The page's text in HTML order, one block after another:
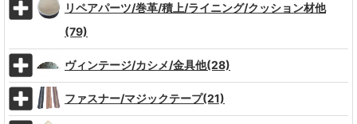
リペアパーツ/巻革/積上/ライニング/クッション材他
(79)
ヴィンテージ/カシメ/金具他(28)
ファスナー/マジックテープ(21)